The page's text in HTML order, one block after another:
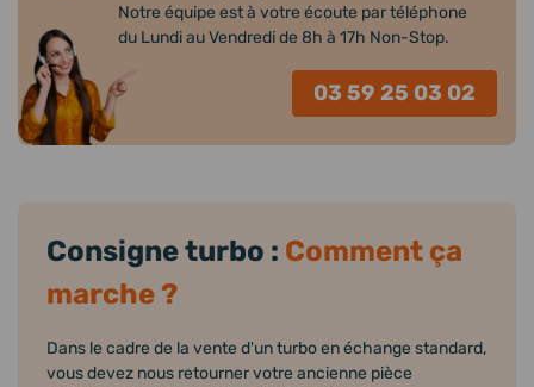
Notre équipe est à votre écoute par téléphone
du Lundi au Vendredi de 8h à 17h Non-Stop.
03 59 25 03 02
Consigne turbo : Comment ça
marche ?
Dans le cadre de la vente d'un turbo en échange standard,
vous devez nous retourner votre ancienne pièce